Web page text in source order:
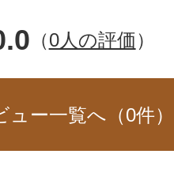
（0人の評価）
ュー一覧へ（0件）